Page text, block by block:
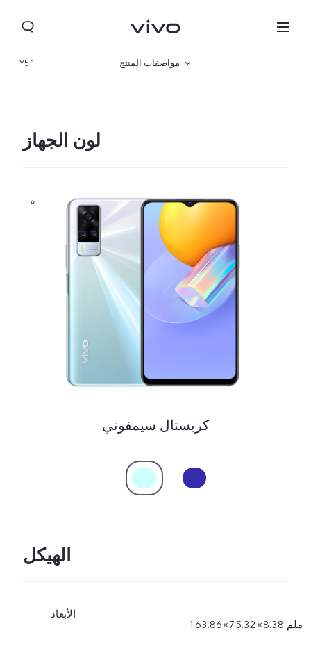
Y51 مواصفات المنتج
لون الجهاز
كريستال سيمفوني
الهيكل
الأبعاد
163.86×75.32×8.38 ملم